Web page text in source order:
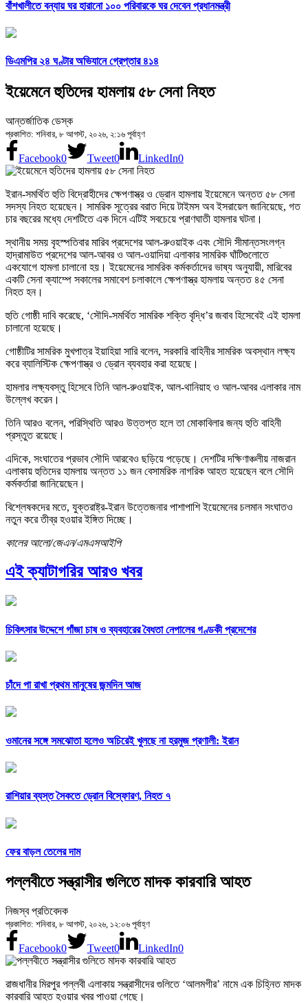
বাঁশখালীতে বন্যায় ঘর হারানো ১০০ পরিবারকে ঘর দেবেন প্রধানমন্ত্রী
ডিএমপির ২৪ ঘণ্টার অভিযানে গ্রেপ্তার ৪১৪
ইয়েমেনে হুতিদের হামলায় ৫৮ সেনা নিহত
আন্তর্জাতিক ডেস্ক
প্রকাশিত: শনিবার, ৮ আগস্ট, ২০২৬, ২:১৬ পূর্বাহ্ণ
Facebook0 Tweet0 LinkedIn0
ইরান-সমর্থিত হুতি বিদ্রোহীদের ক্ষেপণাস্ত্র ও ড্রোন হামলায় ইয়েমেনে অন্তত ৫৮ সেনা
সদস্য নিহত হয়েছেন। সামরিক সূত্রের বরাত দিয়ে টাইমস অব ইসরায়েল জানিয়েছে, গত
চার বছরের মধ্যে দেশটিতে এক দিনে এটিই সবচেয়ে প্রাণঘাতী হামলার ঘটনা।
স্থানীয় সময় বৃহস্পতিবার মারিব প্রদেশের আল-রুওয়াইক এবং সৌদি সীমান্তসংলগ্ন
হাদ্রামাউত প্রদেশের আল-আবর ও আল-ওয়াদিয়া এলাকার সামরিক ঘাঁটিগুলোতে
একযোগে হামলা চালানো হয়। ইয়েমেনের সামরিক কর্মকর্তাদের ভাষ্য অনুযায়ী, মারিবের
একটি সেনা ক্যাম্পে সকালের সমাবেশ চলাকালে ক্ষেপণাস্ত্র হামলায় অন্তত ৪৫ সেনা
নিহত হন।
হুতি গোষ্ঠী দাবি করেছে, ‘সৌদি-সমর্থিত সামরিক শক্তি বৃদ্ধি’র জবাব হিসেবেই এই হামলা
চালানো হয়েছে।
গোষ্ঠীটির সামরিক মুখপাত্র ইয়াহিয়া সারি বলেন, সরকারি বাহিনীর সামরিক অবস্থান লক্ষ্য
করে ব্যালিস্টিক ক্ষেপণাস্ত্র ও ড্রোন ব্যবহার করা হয়েছে।
হামলার লক্ষ্যবস্তু হিসেবে তিনি আল-রুওয়াইক, আল-থানিয়াহ ও আল-আবর এলাকার নাম
উল্লেখ করেন।
তিনি আরও বলেন, পরিস্থিতি আরও উত্তপ্ত হলে তা মোকাবিলার জন্য হুতি বাহিনী
প্রস্তুত রয়েছে।
এদিকে, সংঘাতের প্রভাব সৌদি আরবেও ছড়িয়ে পড়েছে। দেশটির দক্ষিণাঞ্চলীয় নাজরান
এলাকায় হুতিদের হামলায় অন্তত ১১ জন বেসামরিক নাগরিক আহত হয়েছেন বলে সৌদি
কর্মকর্তারা জানিয়েছেন।
বিশ্লেষকদের মতে, যুক্তরাষ্ট্র-ইরান উত্তেজনার পাশাপাশি ইয়েমেনের চলমান সংঘাতও
নতুন করে তীব্র হওয়ার ইঙ্গিত দিচ্ছে।
কালের আলো/জেএন/এমএসআইপি
এই ক্যাটাগরির আরও খবর
চিকিৎসার উদ্দেশে গাঁজা চাষ ও ব্যবহারের বৈধতা নেপালের গণ্ডকী প্রদেশের
চাঁদে পা রাখা প্রথম মানুষের জন্মদিন আজ
ওমানের সঙ্গে সমঝোতা হলেও অচিরেই খুলছে না হরমুজ প্রণালী: ইরান
রাশিয়ার ব্যস্ত সৈকতে ড্রোন বিস্ফোরণ, নিহত ৭
ফের বাড়ল তেলের দাম
পল্লবীতে সন্ত্রাসীর গুলিতে মাদক কারবারি আহত
নিজস্ব প্রতিবেদক
প্রকাশিত: শনিবার, ৮ আগস্ট, ২০২৬, ১২:০৬ পূর্বাহ্ণ
Facebook0 Tweet0 LinkedIn0
রাজধানীর মিরপুর পল্লবী এলাকায় সন্ত্রাসীদের গুলিতে ‘আলমগীর’ নামে এক চিহ্নিত মাদক
কারবারি আহত হওয়ার খবর পাওয়া গেছে।